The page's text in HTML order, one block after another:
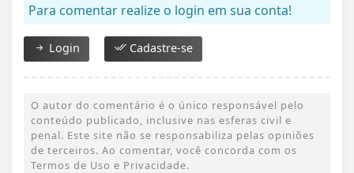
Para comentar realize o login em sua conta!
Login Cadastre-se
O autor do comentário é o único responsável pelo
conteúdo publicado, inclusive nas esferas civil e
penal. Este site não se responsabiliza pelas opiniões
de terceiros. Ao comentar, você concorda com os
Termos de Uso e Privacidade.